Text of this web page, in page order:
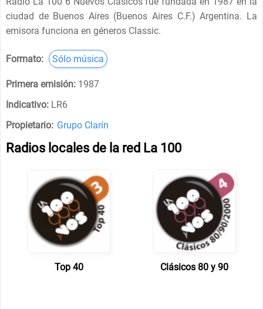
ciudad de Buenos Aires (Buenos Aires C.F.) Argentina. La
emisora funciona en géneros Classic.
Formato: Sólo música
Primera emisión: 1987
Indicativo: LR6
Propietario: Grupo Clarín
Radios locales de la red La 100
Top 40 Clásicos 80 y 90